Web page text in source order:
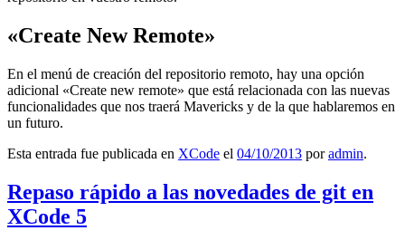
«Create New Remote»
En el menú de creación del repositorio remoto, hay una opción
adicional «Create new remote» que está relacionada con las nuevas
funcionalidades que nos traerá Mavericks y de la que hablaremos en
un futuro.
Esta entrada fue publicada en XCode el 04/10/2013 poradmin.
Repaso rápido a las novedades de git en
XCode 5